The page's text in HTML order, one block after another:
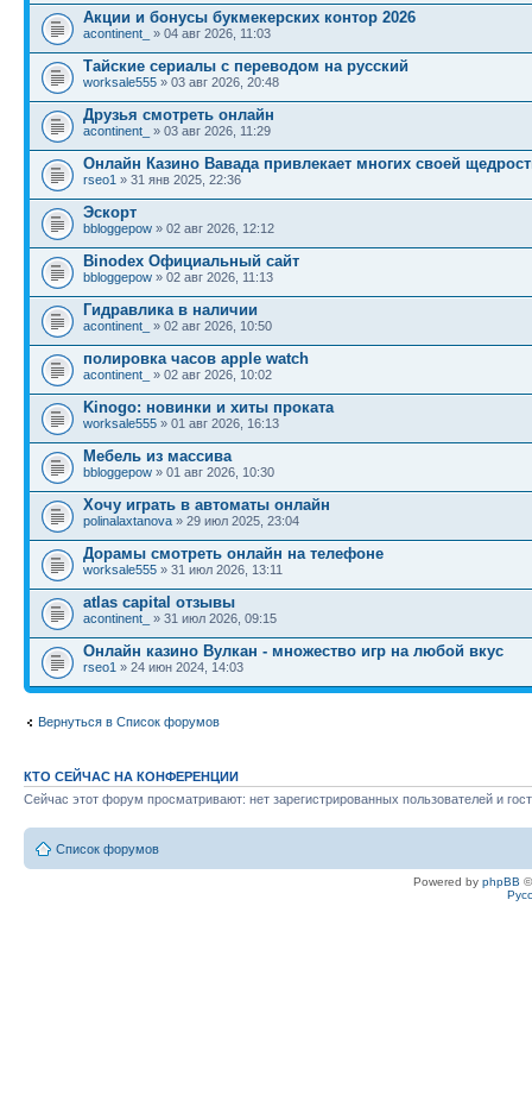
Акции и бонусы букмекерских контор 2026
acontinent_ » 04 авг 2026, 11:03
Тайские сериалы с переводом на русский
worksale555 » 03 авг 2026, 20:48
Друзья смотреть онлайн
acontinent_ » 03 авг 2026, 11:29
Онлайн Казино Вавада привлекает многих своей
rseo1 » 31 янв 2025, 22:36
Эскорт
bbloggepow » 02 авг 2026, 12:12
Binodex Официальный сайт
bbloggepow » 02 авг 2026, 11:13
Гидравлика в наличии
acontinent_ » 02 авг 2026, 10:50
полировка часов apple watch
acontinent_ » 02 авг 2026, 10:02
Kinogo: новинки и хиты проката
worksale555 » 01 авг 2026, 16:13
Мебель из массива
bbloggepow » 01 авг 2026, 10:30
Хочу играть в автоматы онлайн
polinalaxtanova » 29 июл 2025, 23:04
Дорамы смотреть онлайн на телефоне
worksale555 » 31 июл 2026, 13:11
atlas capital отзывы
acontinent_ » 31 июл 2026, 09:15
Онлайн казино Вулкан - множество игр на любой вкус
rseo1 » 24 июн 2024, 14:03
Вернуться в Список форумов
КТО СЕЙЧАС НА КОНФЕРЕНЦИИ
Сейчас этот форум просматривают: нет зарегистрированных пользователей и
Список форумов
Powered by phpBB